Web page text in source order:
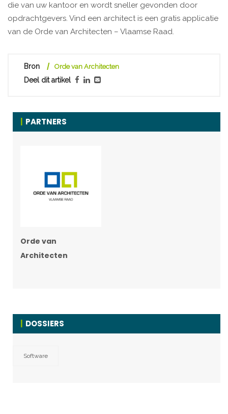
die van uw kantoor en wordt sneller gevonden door
opdrachtgevers. Vind een architect is een gratis applicatie
van de Orde van Architecten – Vlaamse Raad.
Bron Orde van Architecten
Deel dit artikel
PARTNERS
Orde van
Architecten
DOSSIERS
Software